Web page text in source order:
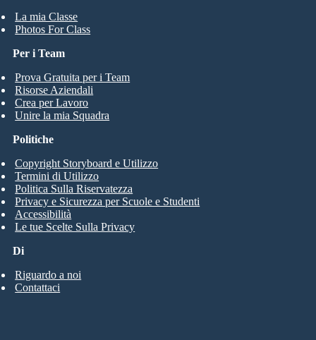
La mia Classe
Photos For Class
Per i Team
Prova Gratuita per i Team
Risorse Aziendali
Crea per Lavoro
Unire la mia Squadra
Di
Riguardo a noi
Contattaci
Politiche
Copyright Storyboard e Utilizzo
Termini di Utilizzo
Politica Sulla Riservatezza
Privacy e Sicurezza per Scuole e Studenti
Accessibilità
Le tue Scelte Sulla Privacy